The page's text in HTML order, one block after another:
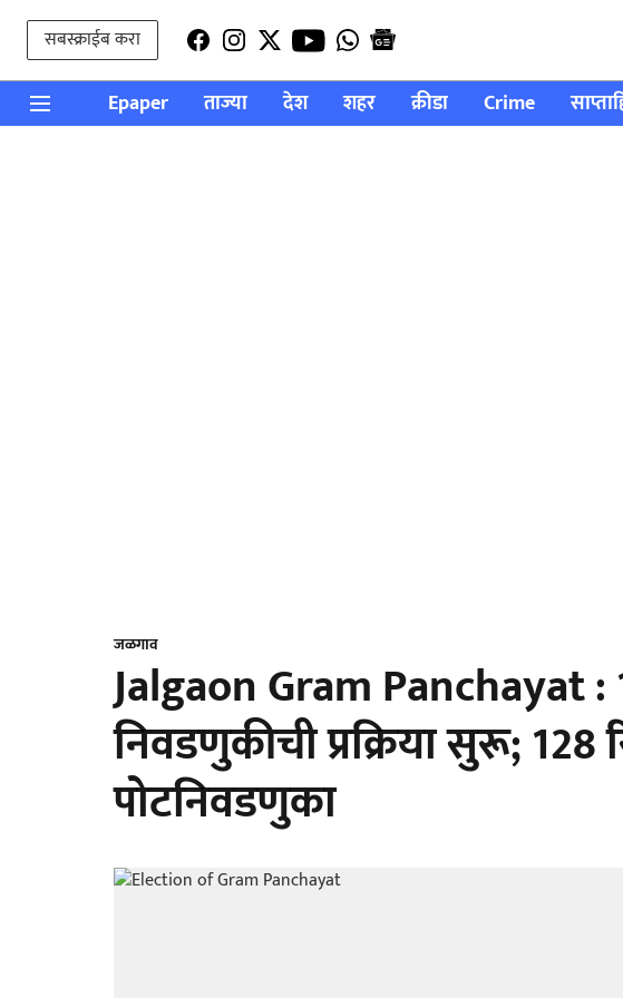
सबस्क्राईब करा
Epaper ताज्या देश शहर क्रीडा Crime
जळगाव
Jalgaon Gram Panchayat :
निवडणुकीची प्रक्रिया सुरू; 128
पोटनिवडणुका